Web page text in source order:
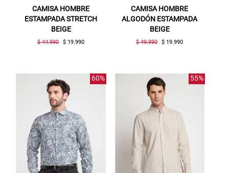
CAMISA HOMBRE
ESTAMPADA STRETCH
BEIGE
$ 44.990 $ 19.990
CAMISA HOMBRE
ALGODÓN ESTAMPADA
BEIGE
$ 49.990 $ 19.990
60% 55%